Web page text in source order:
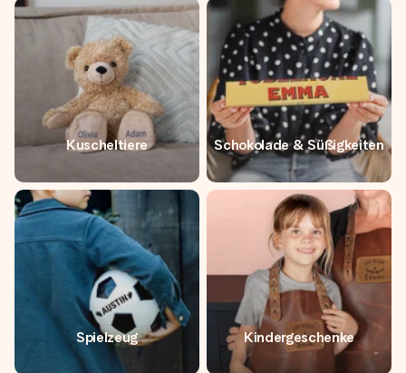
Kuscheltiere Schokolade & Süßigkeiten
Spielzeug Kindergeschenke